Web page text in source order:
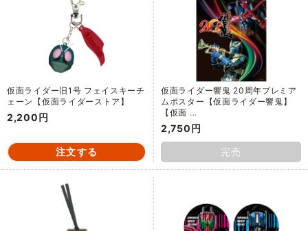
仮面ライダー旧1号 フェイスキーチ
ェーン【仮面ライダーストア】
2,200円
仮面ライダー響鬼 20周年プレミア
ムポスター【仮面ライダー響鬼】
【仮面 …
2,750円
完売